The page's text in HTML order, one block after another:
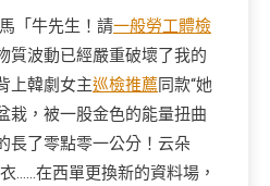
「牛先生！請一般勞工體檢
質波動已經嚴重破壞了我的
上韓劇女主巡檢推薦同款“她
栽，被一股金色的能量扭曲
長了零點零一公分！云朵
……在西單更換新的資料場，